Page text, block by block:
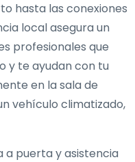
hasta las conexiones
local asegura un
profesionales que
y te ayudan con tu
en la sala de
vehículo climatizado,
a puerta y asistencia